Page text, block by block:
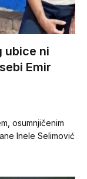
ubice ni
Emir
osumnjičenim
Inele Selimović